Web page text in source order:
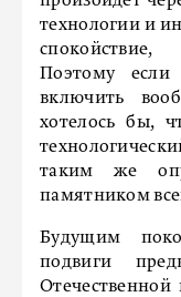
технологии и
Поэтому если
включить
хотелось бы,
таким же
памятником
Будущим
подвиги
Отечественной